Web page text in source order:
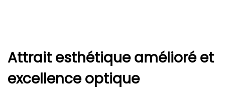
Attrait esthétique amélioré et
excellence optique